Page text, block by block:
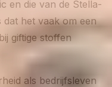
en die van de Stella-
dat het vaak om een
giftige stoffen
als bedrijfsleven